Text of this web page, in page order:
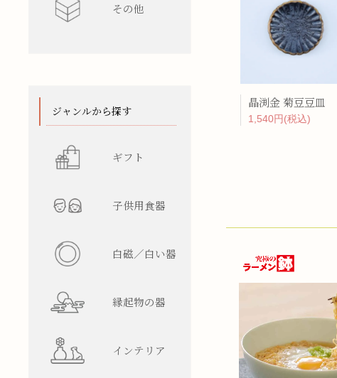
晶渕金 菊豆豆皿
1,540円(税込)
水差し
レンゲ
箸/カトラリー
スタンド
カップ型
花瓶
その他 ワインクーラー
陶箱
てぬぐい
ジャンルから探す
ギフト
子供用食器
白磁／白い器
縁起物の器
インテリア